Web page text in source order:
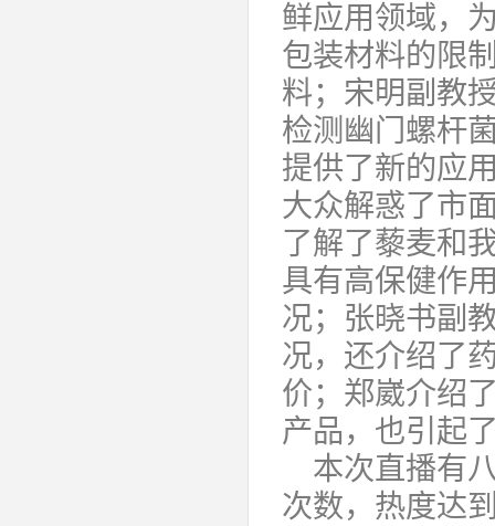
鲜应用领域，
包装材料的限
料；宋明副教
检测幽门螺杆
提供了新的应
大众解惑了市
了解了藜麦和
具有高保健作
况；张晓书副
况，还介绍了
价；郑崴介绍
产品，也引起
本次直播有
次数，热度达